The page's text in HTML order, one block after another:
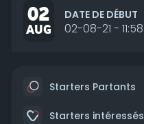
02
AUG
DATE DE DÉBUT
02-08-21 - 11:58
Starters Partants
Starters intéressés